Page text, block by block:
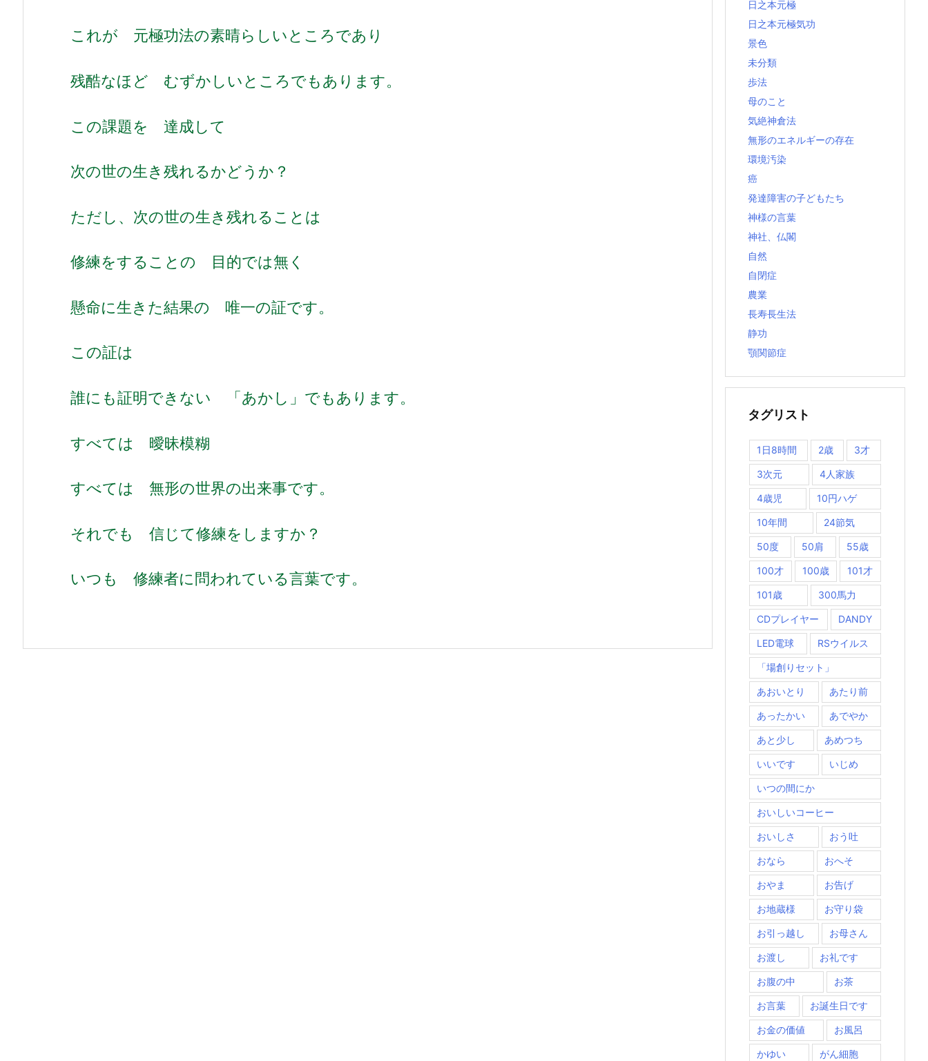
これが 元極功法の素晴らしいところであり
残酷なほど むずかしいところでもあります。
この課題を 達成して
次の世の生き残れるかどうか？
ただし、次の世の生き残れることは
修練をすることの 目的では無く
懸命に生きた結果の 唯一の証です。
この証は
誰にも証明できない 「あかし」でもあります。
すべては 曖昧模糊
すべては 無形の世界の出来事です。
それでも 信じて修練をしますか？
いつも 修練者に問われている言葉です。
日之本元極
日之本元極気功
景色
未分類
歩法
母のこと
気絶神倉法
無形のエネルギーの存在
環境汚染
癌
発達障害の子どもたち
神様の言葉
神社、仏閣
自然
自閉症
農業
長寿長生法
静功
顎関節症
タグリスト
1日8時間 2歳 3才
3次元 4人家族
4歳児 10円ハゲ
10年間 24節気
50度 50肩 55歳
100才 100歳 101才
101歳 300馬力
CDプレイヤー DANDY
LED電球 RSウイルス
「場創りセット」
あおいとり あたり前
あったかい あでやか
あと少し あめつち
いいです いじめ
いつの間にか
おいしいコーヒー
おいしさ おう吐
おなら おへそ
おやま お告げ
お地蔵様 お守り袋
お引っ越し お母さん
お渡し お礼です
お腹の中 お茶
お言葉 お誕生日です
お金の価値 お風呂
かゆい がん細胞